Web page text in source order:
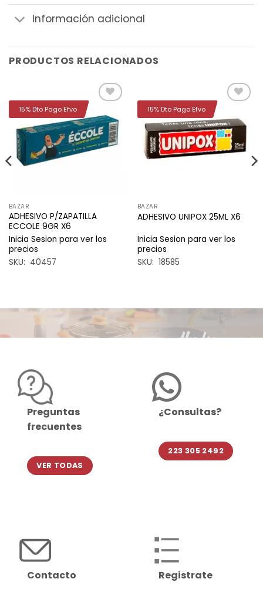
Información adicional
PRODUCTOS RELACIONADOS
a la
lista de
deseos
BAZAR
ADHESIVO P/ZAPATILLA
ECCOLE 9GR X6
Inicia Sesion para ver los
precios
SKU: 40457
15% Dto Pago Efvo
a la
lista de
deseos
BAZAR
ADHESIVO UNIPOX 25ML X6
Inicia Sesion para ver los
precios
SKU: 18585
15% Dto Pago Efvo
Preguntas
frecuentes
VER TODAS
¿Consultas?
223 305 2492
Contacto Registrate